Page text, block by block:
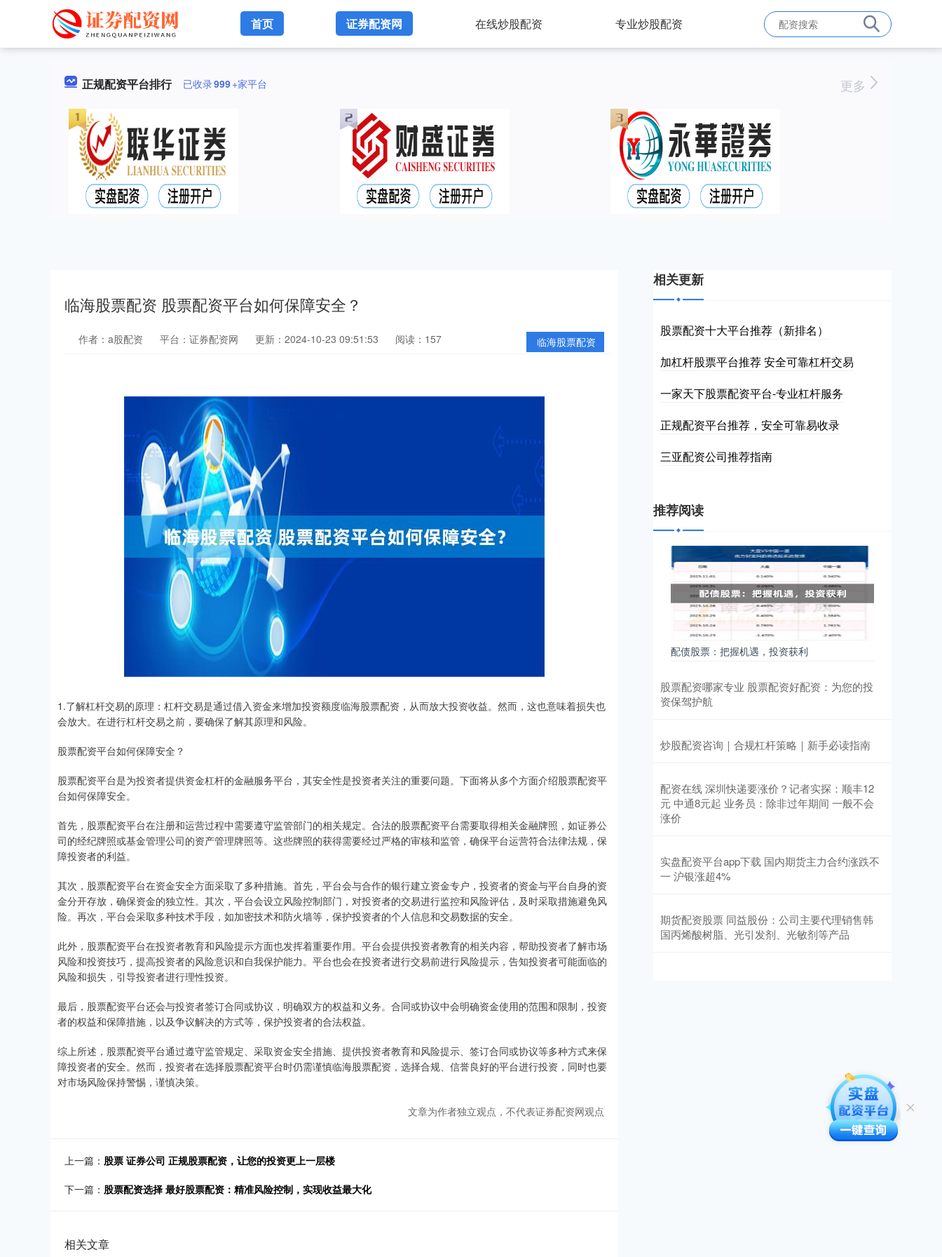
首页 证券配资网 在线炒股配资 专业炒股配资
正规配资平台排行 已收录999+家平台 更多
临海股票配资 股票配资平台如何保障安全？
临海股票配资
作者：a股配资 平台：证券配资网 更新：2024-10-23 09:51:53 阅读：157
1.了解杠杆交易的原理：杠杆交易是通过借入资金来增加投资额度临海股票配资，从而放大投资收益。然而，这也意味着损失也
会放大。在进行杠杆交易之前，要确保了解其原理和风险。
股票配资平台如何保障安全？
股票配资平台是为投资者提供资金杠杆的金融服务平台，其安全性是投资者关注的重要问题。下面将从多个方面介绍股票配资平
台如何保障安全。
首先，股票配资平台在注册和运营过程中需要遵守监管部门的相关规定。合法的股票配资平台需要取得相关金融牌照，如证券公
司的经纪牌照或基金管理公司的资产管理牌照等。这些牌照的获得需要经过严格的审核和监管，确保平台运营符合法律法规，保
障投资者的利益。
其次，股票配资平台在资金安全方面采取了多种措施。首先，平台会与合作的银行建立资金专户，投资者的资金与平台自身的资
金分开存放，确保资金的独立性。其次，平台会设立风险控制部门，对投资者的交易进行监控和风险评估，及时采取措施避免风
险。再次，平台会采取多种技术手段，如加密技术和防火墙等，保护投资者的个人信息和交易数据的安全。
此外，股票配资平台在投资者教育和风险提示方面也发挥着重要作用。平台会提供投资者教育的相关内容，帮助投资者了解市场
风险和投资技巧，提高投资者的风险意识和自我保护能力。平台也会在投资者进行交易前进行风险提示，告知投资者可能面临的
风险和损失，引导投资者进行理性投资。
最后，股票配资平台还会与投资者签订合同或协议，明确双方的权益和义务。合同或协议中会明确资金使用的范围和限制，投资
者的权益和保障措施，以及争议解决的方式等，保护投资者的合法权益。
综上所述，股票配资平台通过遵守监管规定、采取资金安全措施、提供投资者教育和风险提示、签订合同或协议等多种方式来保
障投资者的安全。然而，投资者在选择股票配资平台时仍需谨慎临海股票配资，选择合规、信誉良好的平台进行投资，同时也要
对市场风险保持警惕，谨慎决策。
文章为作者独立观点，不代表证券配资网观点
上一篇： 股票 证券公司 正规股票配资，让您的投资更上一层楼
下一篇： 股票配资选择 最好股票配资：精准风险控制，实现收益最大化
相关文章
相关更新
股票配资十大平台推荐（新排名）
加杠杆股票平台推荐 安全可靠杠杆交易
一家天下股票配资平台-专业杠杆服务
正规配资平台推荐，安全可靠易收录
三亚配资公司推荐指南
推荐阅读
配债股票：把握机遇，投资获利
股票配资哪家专业 股票配资好配资：为您的投
资保驾护航
炒股配资咨询｜合规杠杆策略｜新手必读指南
配资在线 深圳快递要涨价？记者实探：顺丰12
元 中通8元起 业务员：除非过年期间 一般不会
涨价
实盘配资平台app下载 国内期货主力合约涨跌不
一 沪银涨超4%
期货配资股票 同益股份：公司主要代理销售韩
国丙烯酸树脂、光引发剂、光敏剂等产品